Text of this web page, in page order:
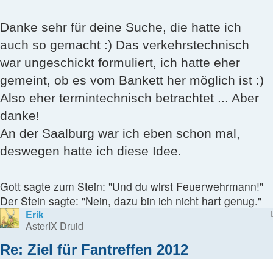
Danke sehr für deine Suche, die hatte ich
auch so gemacht :) Das verkehrstechnisch
war ungeschickt formuliert, ich hatte eher
gemeint, ob es vom Bankett her möglich ist :)
Also eher termintechnisch betrachtet ... Aber
danke!
An der Saalburg war ich eben schon mal,
deswegen hatte ich diese Idee.
Gott sagte zum Stein: "Und du wirst Feuerwehrmann!"
Der Stein sagte: "Nein, dazu bin ich nicht hart genug."
Erik
AsterIX Druid
Re: Ziel für Fantreffen 2012